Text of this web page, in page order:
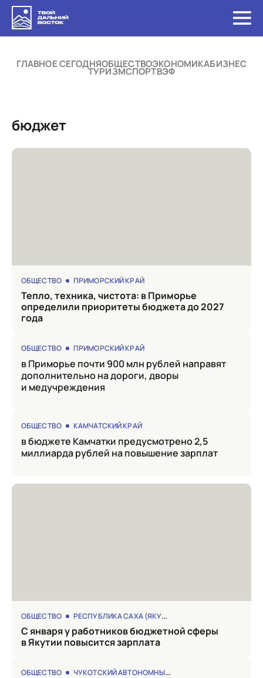
ГЛАВНОЕ СЕГОДНЯОБЩЕСТВОЭКОНОМИКАБИЗНЕС
ТУРИЗМСПОРТВЭФ
бюджет
ОБЩЕСТВО ПРИМОРСКИЙ КРАЙ
Тепло, техника, чистота: в Приморье
определили приоритеты бюджета до 2027
года
ОБЩЕСТВО ПРИМОРСКИЙ КРАЙ
в Приморье почти 900 млн рублей направят
дополнительно на дороги, дворы
и медучреждения
ОБЩЕСТВО КАМЧАТСКИЙ КРАЙ
в бюджете Камчатки предусмотрено 2,5
миллиарда рублей на повышение зарплат
ОБЩЕСТВО РЕСПУБЛИКА САХА (ЯКУТИЯ)
с января у работников бюджетной сферы
в Якутии повысится зарплата
ОБЩЕСТВО ЧУКОТСКИЙ АВТОНОМНЫЙ ОКРУГ